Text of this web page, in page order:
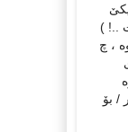
..! )
، چ
/ بۆ